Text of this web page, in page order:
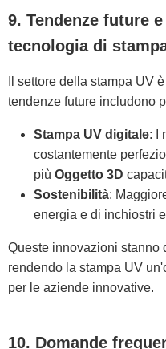
9. Tendenze future
tecnologia di
Il settore della stampa UV
tendenze future includono
Stampa UV digitale: I
costantemente
più Oggetto 3D
Sostenibilità:
energia e di inchiostri
Queste innovazioni stanno
rendendo la stampa UV
per le aziende innovative.
10. Domande